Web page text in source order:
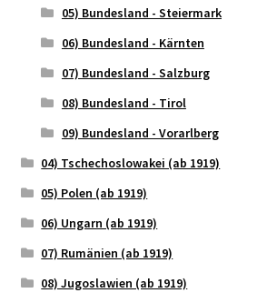
05) Bundesland - Steiermark
06) Bundesland - Kärnten
07) Bundesland - Salzburg
08) Bundesland - Tirol
09) Bundesland - Vorarlberg
04) Tschechoslowakei (ab 1919)
05) Polen (ab 1919)
06) Ungarn (ab 1919)
07) Rumänien (ab 1919)
08) Jugoslawien (ab 1919)